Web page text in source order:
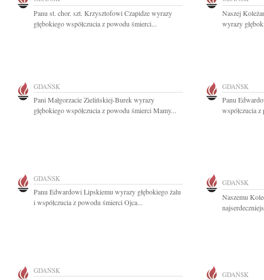
Panu st. chor. szt. Krzysztofowi Czapidze wyrazy
głębokiego współczucia z powodu śmierci...
Naszej
wyrazy
GDAŃSK
Pani Małgorzacie Zielińskiej-Burek wyrazy
głębokiego współczucia z powodu śmierci Mamy...
GDAŃSK
Panu
współczucia
GDAŃSK
Panu Edwardowi Lipskiemu wyrazy głębokiego żalu
i współczucia z powodu śmierci Ojca...
GDAŃSK
Naszemu
GDAŃSK GDAŃSK